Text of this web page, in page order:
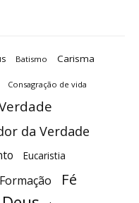
Batismo Carisma
Consagração de vida
da Verdade
Eucaristia
Formação Fé